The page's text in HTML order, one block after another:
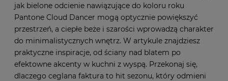
jak bielone odcienie nawiązujące do koloru roku
Pantone Cloud Dancer mogą optycznie powiększyć
przestrzeń, a ciepłe beże i szarości wprowadzą charakter
do minimalistycznych wnętrz. W artykule znajdziesz
praktyczne inspiracje, od ściany nad blatem po
efektowne akcenty w kuchni z wyspą. Przekonaj się,
dlaczego ceglana faktura to hit sezonu, który odmieni